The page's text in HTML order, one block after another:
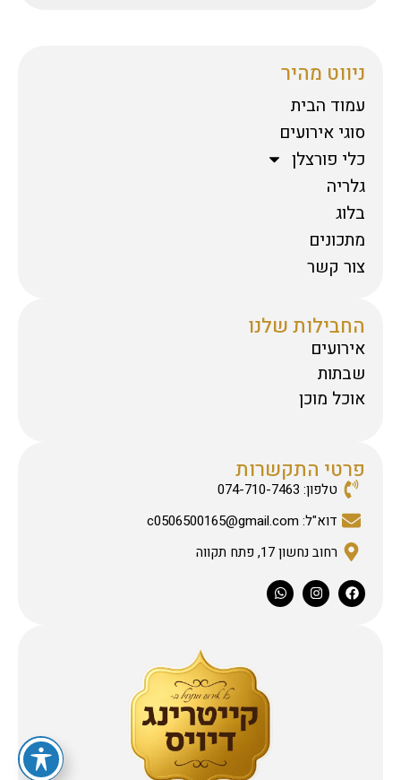
ניווט מהיר
עמוד הבית
סוגי אירועים
כלי פורצלן
גלריה
בלוג
מתכונים
צור קשר
החבילות שלנו
אירועים
שבתות
אוכל מוכן
פרטי התקשרות
טלפון: 074-710-7463
דוא"ל: c0506500165@gmail.com
רחוב נחשון 17, פתח תקווה